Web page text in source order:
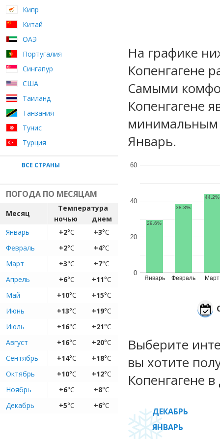
Кипр
Китай
ОАЭ
Португалия
Сингапур
США
Таиланд
Танзания
Тунис
Турция
ВСЕ СТРАНЫ
ПОГОДА ПО МЕСЯЦАМ
Месяц
Температура
ночью
днем
Январь
+2°C +3°C
Февраль
+2°C +4°C
Март
+3°C +7°C
Апрель
+6°C +11°C
Май
+10°C +15°C
Июнь
+13°C +19°C
Июль
+16°C +21°C
Август
+16°C +20°C
Сентябрь
+14°C +18°C
Октябрь
+10°C +12°C
Ноябрь
+6°C +8°C
Декабрь
+5°C +6°C
На графике
Копенгагене
Самыми
Копенгагене
минимальным
Январь.
Январь Февраль Март
0
20
40
60
29.6%
38.3%
44.2%
Выберите
вы хотите
Копенгагене
ДЕКАБРЬ
ЯНВАРЬ